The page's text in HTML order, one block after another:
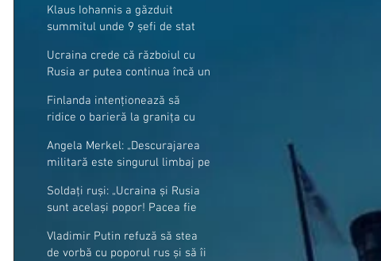
Klaus Iohannis a găzduit
summitul unde 9 șefi de stat
granițe
Ucraina crede că războiul cu
Rusia ar putea continua încă un
Finlanda intenționează să
ridice o barieră la granița cu
Angela Merkel: „Descurajarea
militară este singurul limbaj pe
Soldați ruși: „Ucraina și Rusia
sunt același popor! Pacea fie
Vladimir Putin refuză să stea
de vorbă cu poporul rus și să îi